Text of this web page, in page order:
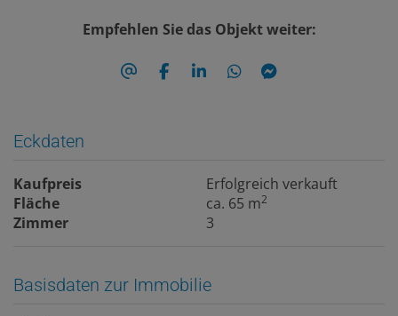
Empfehlen Sie das Objekt weiter:
Eckdaten
Kaufpreis
Erfolgreich verkauft
Fläche
ca. 65 m2
Zimmer 3
Basisdaten zur Immobilie